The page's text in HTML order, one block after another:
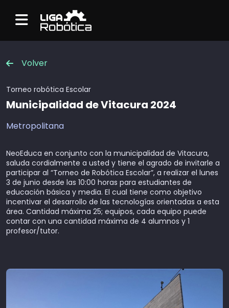
Menu
Volver
Torneo robótica Escolar
Municipalidad de Vitacura 2024
Metropolitana
NeoEduca en conjunto con la municipalidad de Vitacura,
saluda cordialmente a usted y tiene el agrado de invitarle a
participar al “Torneo de Robótica Escolar”, a realizar el lunes
3 de junio desde las 10:00 horas para estudiantes de
educación básica y media. El cual tiene como objetivo
incentivar el desarrollo de las tecnologías orientadas a esta
área. Cantidad máxima 25; equipos, cada equipo puede
contar con una cantidad máxima de 4 alumnos y 1
profesor/tutor.